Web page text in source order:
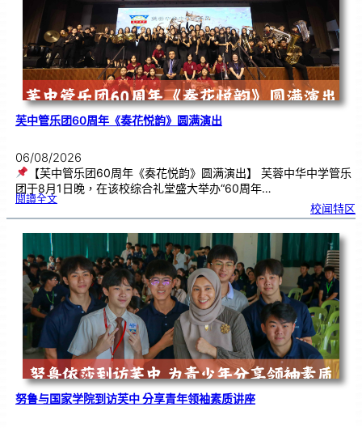
芙中管乐团60周年《奏花悦韵》圆满演出
06/08/2026
【芙中管乐团60周年《奏花悦韵》圆满演出】 芙蓉中华中学管乐
团于8月1日晚，在该校综合礼堂盛大举办“60周年…
閱讀全文:芙
乐
6
0
《
奏
花
悦
韵
》
圆
满
演
出
校闻特区
努鲁与国家学院到访芙中 分享青年领袖素质讲座